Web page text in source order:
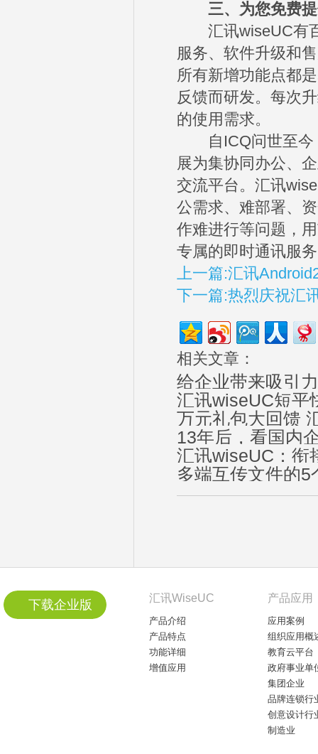
三、为您免费提
汇讯wiseUC有百
服务、软件升级和
所有新增功能点都
反馈而研发。每次
的使用需求。
自ICQ问世至今
展为集协同办公、
交流平台。汇讯
公需求、难部署、
作难进行等问题，
专属的即时通讯服
上一篇:汇讯
下一篇:热烈庆祝汇
相关文章：
给企业带来吸引
汇讯wiseUC短平
万元礼包大回馈
13年后，看国内
汇讯wiseUC：衔
多端互传文件的
下载企业版 汇讯WiseUC
产品介绍
产品特点
功能详细
增值应用
产品应用
应用案例
组织应用概
教育云平台
政府事业单
集团企业
品牌连锁行
创意设计行
制造业